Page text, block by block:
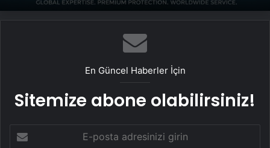
En Güncel Haberler İçin
Sitemize abone olabilirsiniz!
posta